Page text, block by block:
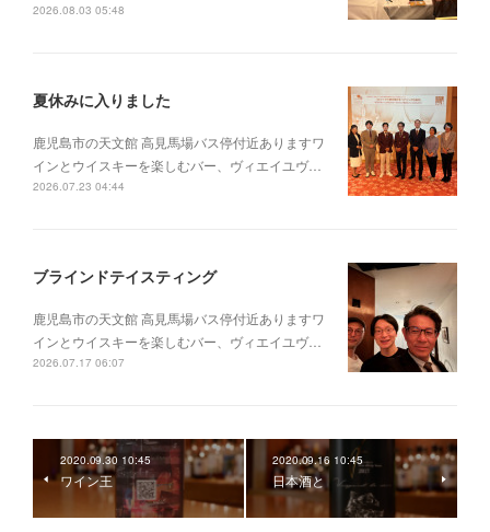
2026.08.03 05:48
夏休みに入りました
鹿児島市の天文館 高見馬場バス停付近ありますワ
インとウイスキーを楽しむバー、ヴィエイユヴ…
2026.07.23 04:44
ブラインドテイスティング
鹿児島市の天文館 高見馬場バス停付近ありますワ
インとウイスキーを楽しむバー、ヴィエイユヴ…
2026.07.17 06:07
2020.09.30 10:45
ワイン王
2020.09.16 10:45
日本酒と